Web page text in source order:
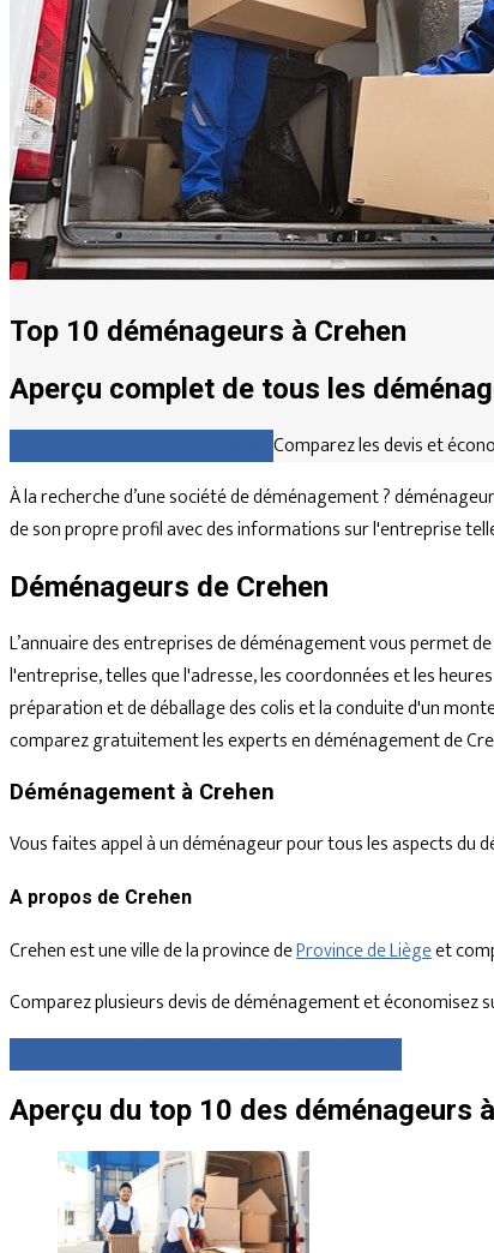
Top 10 déménageurs à Crehen
Aperçu complet de tous les
Comparez les devis et
À la recherche d’une société de déménagement ?
de son propre profil avec des informations sur l'entreprise
Déménageurs de Crehen
L’annuaire des entreprises de déménagement vous permet
l'entreprise, telles que l'adresse, les coordonnées et les
préparation et de déballage des colis et la conduite d'un
comparez gratuitement les experts en déménagement de
Déménagement à Crehen
Vous faites appel à un déménageur pour tous les aspects du
A propos de Crehen
Crehen est une ville de la province deProvince de Liègeet
Comparez plusieurs devis de déménagement et économisez
Aperçu du top 10 des déménageurs